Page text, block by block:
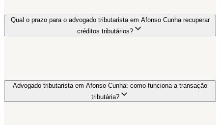
Qual o prazo para o advogado tributarista em Afonso Cunha recuperar
créditos tributários?
Advogado tributarista em Afonso Cunha: como funciona a transação
tributária?